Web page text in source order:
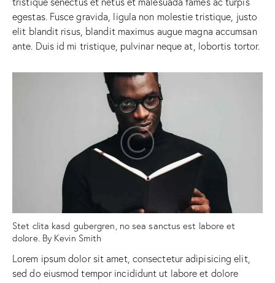
egestas. Fusce gravida, ligula non molestie tristique, justo
elit blandit risus, blandit maximus augue magna accumsan
ante. Duis id mi tristique, pulvinar neque at, lobortis tortor.
Stet clita kasd gubergren, no sea sanctus est labore et
dolore. By Kevin Smith
Lorem ipsum dolor sit amet, consectetur adipisicing elit,
sed do eiusmod tempor incididunt ut labore et dolore